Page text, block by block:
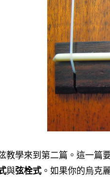
教學來到第二篇。這一篇
與弦栓式。如果你的烏克